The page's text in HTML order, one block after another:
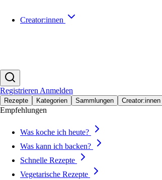
Creator:innen
Registrieren Anmelden
Rezepte Kategorien Sammlungen Creator:innen
Empfehlungen
Was koche ich heute?
Was kann ich backen?
Schnelle Rezepte
Vegetarische Rezepte